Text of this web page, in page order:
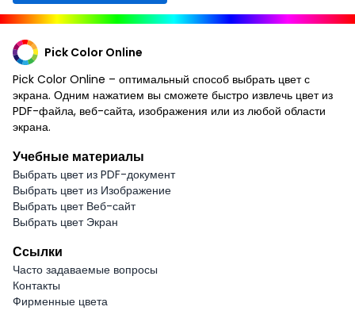
Pick Color Online
Pick Color Online – оптимальный способ выбрать цвет с
экрана. Одним нажатием вы сможете быстро извлечь цвет из
PDF-файла, веб-сайта, изображения или из любой области
экрана.
Учебные материалы
Выбрать цвет из PDF-документ
Выбрать цвет из Изображение
Выбрать цвет Веб-сайт
Выбрать цвет Экран
Ссылки
Часто задаваемые вопросы
Контакты
Фирменные цвета